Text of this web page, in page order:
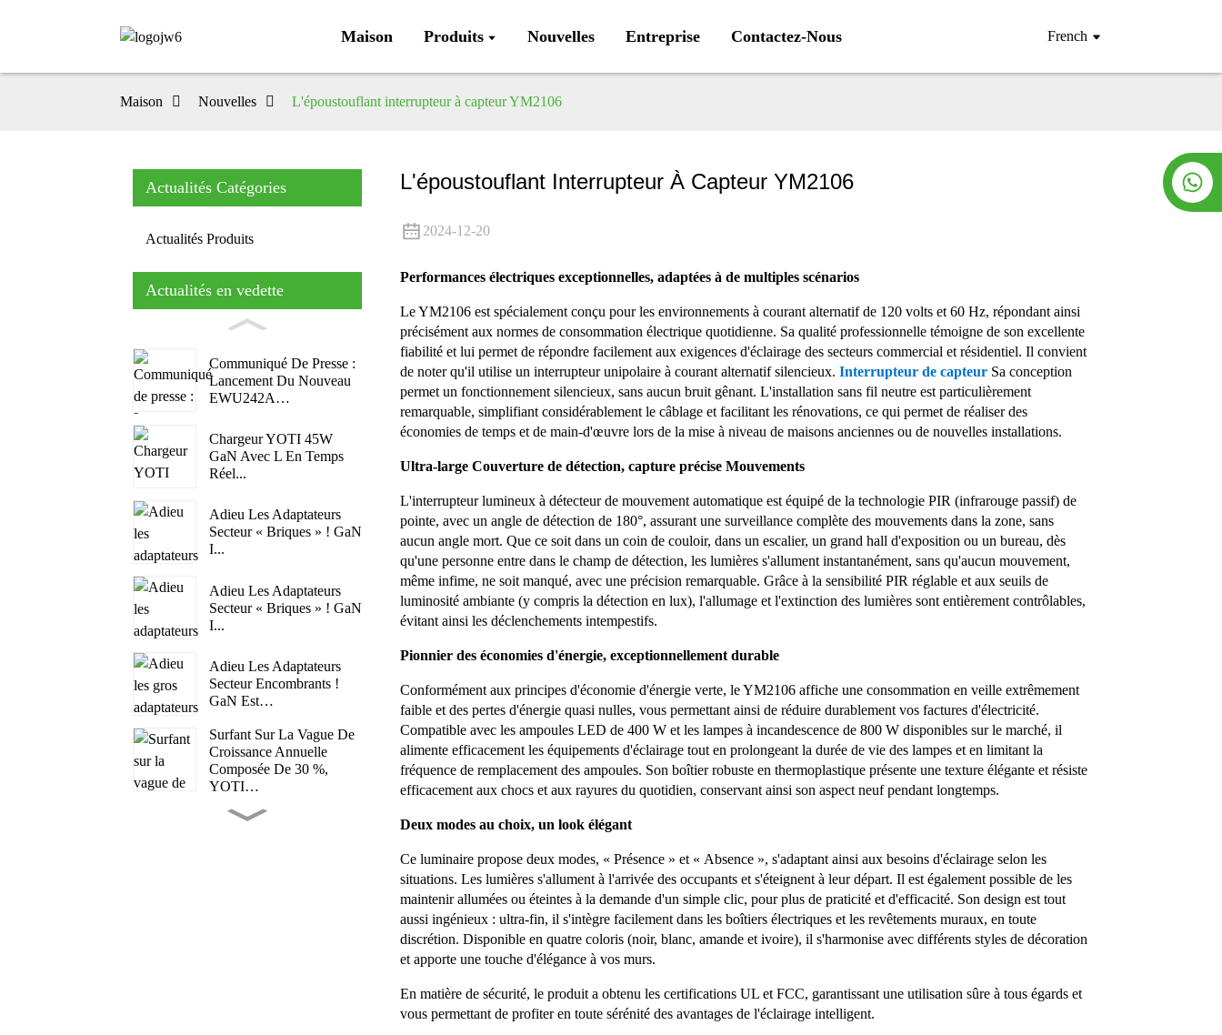
Maison Produits Nouvelles Entreprise Contactez-Nous French
Maison Nouvelles L'époustouflant interrupteur à capteur YM2106
Actualités Catégories
Actualités Produits
Actualités en vedette
Communiqué De Presse :
Lancement Du Nouveau
EWU242A…
Chargeur YOTI 45W
GaN Avec L En Temps
Réel...
Adieu Les Adaptateurs
Secteur « Briques » ! GaN
I...
Adieu Les Adaptateurs
Secteur « Briques » ! GaN
I...
Adieu Les Adaptateurs
Secteur Encombrants !
GaN Est…
Surfant Sur La Vague De
Croissance Annuelle
Composée De 30 %,
YOTI…
Mandats De L'UE IEC
L'époustouflant Interrupteur À Capteur YM2106
2024-12-20
Performances électriques exceptionnelles, adaptées à de multiples scénarios
Le YM2106 est spécialement conçu pour les environnements à courant alternatif de 120 volts et 60 Hz, répondant ainsi
précisément aux normes de consommation électrique quotidienne. Sa qualité professionnelle témoigne de son excellente
fiabilité et lui permet de répondre facilement aux exigences d'éclairage des secteurs commercial et résidentiel. Il convient
de noter qu'il utilise un interrupteur unipolaire à courant alternatif silencieux. Interrupteur de capteur Sa conception
permet un fonctionnement silencieux, sans aucun bruit gênant. L'installation sans fil neutre est particulièrement
remarquable, simplifiant considérablement le câblage et facilitant les rénovations, ce qui permet de réaliser des
économies de temps et de main-d'œuvre lors de la mise à niveau de maisons anciennes ou de nouvelles installations.
Ultra-large Couverture de détection, capture précise Mouvements
L'interrupteur lumineux à détecteur de mouvement automatique est équipé de la technologie PIR (infrarouge passif) de
pointe, avec un angle de détection de 180°, assurant une surveillance complète des mouvements dans la zone, sans
aucun angle mort. Que ce soit dans un coin de couloir, dans un escalier, un grand hall d'exposition ou un bureau, dès
qu'une personne entre dans le champ de détection, les lumières s'allument instantanément, sans qu'aucun mouvement,
même infime, ne soit manqué, avec une précision remarquable. Grâce à la sensibilité PIR réglable et aux seuils de
luminosité ambiante (y compris la détection en lux), l'allumage et l'extinction des lumières sont entièrement contrôlables,
évitant ainsi les déclenchements intempestifs.
Pionnier des économies d'énergie, exceptionnellement durable
Conformément aux principes d'économie d'énergie verte, le YM2106 affiche une consommation en veille extrêmement
faible et des pertes d'énergie quasi nulles, vous permettant ainsi de réduire durablement vos factures d'électricité.
Compatible avec les ampoules LED de 400 W et les lampes à incandescence de 800 W disponibles sur le marché, il
alimente efficacement les équipements d'éclairage tout en prolongeant la durée de vie des lampes et en limitant la
fréquence de remplacement des ampoules. Son boîtier robuste en thermoplastique présente une texture élégante et résiste
efficacement aux chocs et aux rayures du quotidien, conservant ainsi son aspect neuf pendant longtemps.
Deux modes au choix, un look élégant
Ce luminaire propose deux modes, « Présence » et « Absence », s'adaptant ainsi aux besoins d'éclairage selon les
situations. Les lumières s'allument à l'arrivée des occupants et s'éteignent à leur départ. Il est également possible de les
maintenir allumées ou éteintes à la demande d'un simple clic, pour plus de praticité et d'efficacité. Son design est tout
aussi ingénieux : ultra-fin, il s'intègre facilement dans les boîtiers électriques et les revêtements muraux, en toute
discrétion. Disponible en quatre coloris (noir, blanc, amande et ivoire), il s'harmonise avec différents styles de décoration
et apporte une touche d'élégance à vos murs.
En matière de sécurité, le produit a obtenu les certifications UL et FCC, garantissant une utilisation sûre à tous égards et
vous permettant de profiter en toute sérénité des avantages de l'éclairage intelligent.